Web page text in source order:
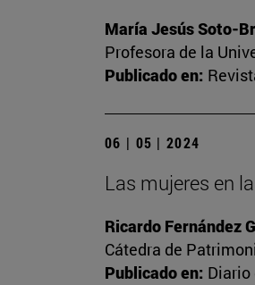
María Jesús Soto-
Profesora de la
Publicado en:
06 | 05 | 2024
Las mujeres en
Ricardo Fernández
Cátedra de
Publicado en: Diario